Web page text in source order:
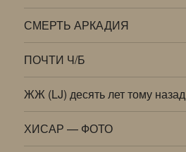
СМЕРТЬ АРКАДИЯ
ПОЧТИ Ч/Б
ЖЖ (LJ) десять лет тому назад
ХИСАР — ФОТО